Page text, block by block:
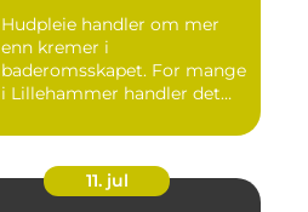
Hudpleie handler om mer
enn kremer i
baderomsskapet. For mange
i Lillehammer handler det
11. jul